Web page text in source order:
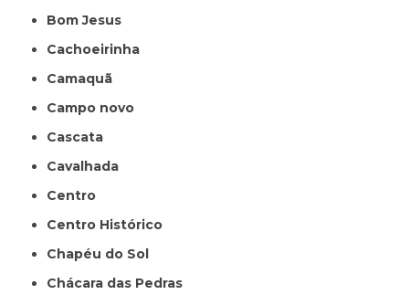
Bom Jesus
Cachoeirinha
Camaquã
Campo novo
Cascata
Cavalhada
Centro
Centro Histórico
Chapéu do Sol
Chácara das Pedras